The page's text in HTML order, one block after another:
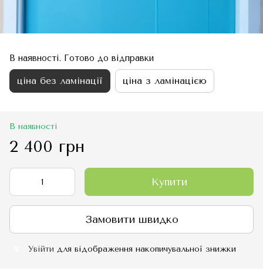
В наявності. Готово до відправки
ціна без ламінації ціна з ламінацією
В наявності
2 400 грн
Купити
Замовити швидко
Увійти для відображення накопичувальної знижки